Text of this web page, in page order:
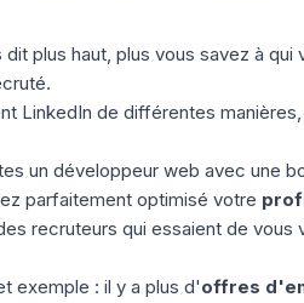
plus haut, plus vous savez à
LinkedIn de différentes
un développeur web avec une
parfaitement optimisé votre
recruteurs qui essaient de vous
exemple : il y a plus d'offres